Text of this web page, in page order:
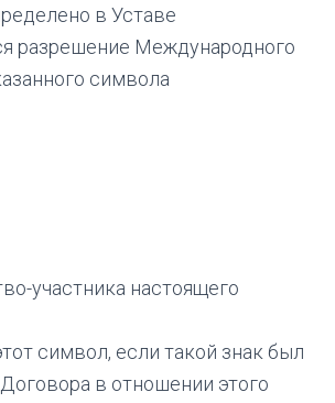
в Уставе
разрешение Международного
символа
участника настоящего
символ, если такой знак был
в отношении этого